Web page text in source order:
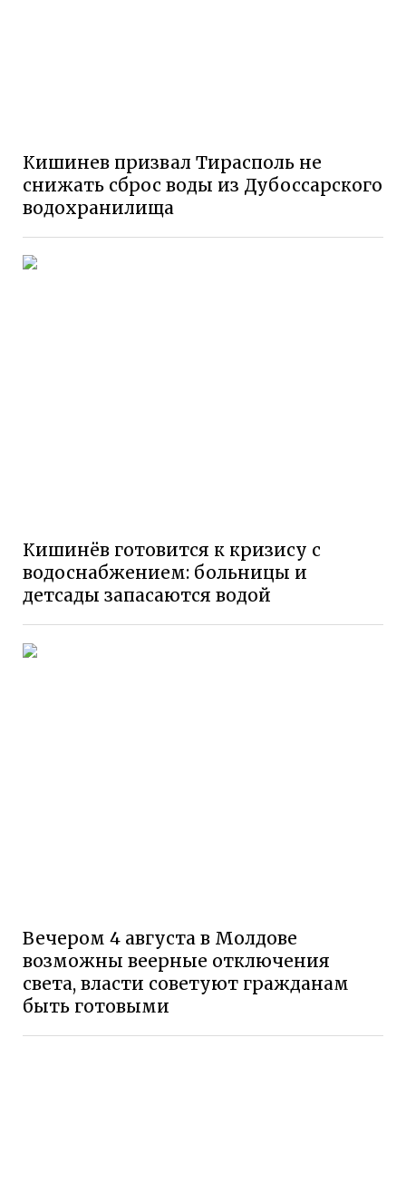
Кишинев призвал Тирасполь не
снижать сброс воды из Дубоссарского
водохранилища
Кишинёв готовится к кризису с
водоснабжением: больницы и
детсады запасаются водой
Вечером 4 августа в Молдове
возможны веерные отключения
света, власти советуют гражданам
быть готовыми